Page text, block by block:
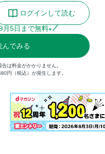
ログインして読む
月5日まで無料※
んでみる
は料金がかかりません。
円（税込）が発生します。